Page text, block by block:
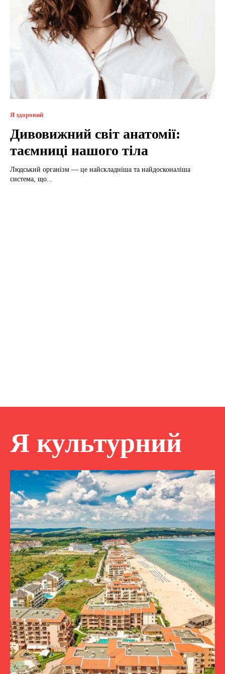
Я здоровий
Дивовижний світ анатомії:
таємниці нашого тіла
Людський організм — це найскладніша та найдосконаліша
система, що...
Я культурний